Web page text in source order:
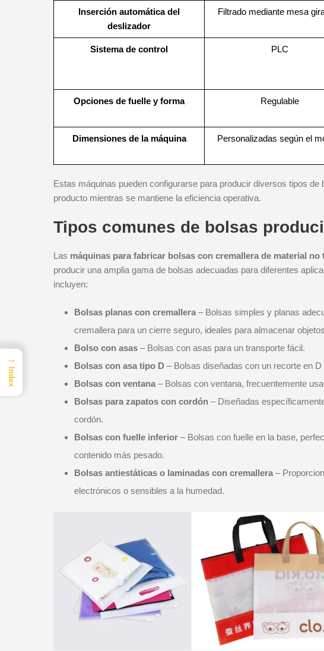
Inserción automática del
deslizador
Filtrado mediante mesa
Sistema de control PLC
Opciones de fuelle y forma Regulable
Dimensiones de la máquina Personalizadas según el
Estas máquinas pueden configurarse para producir diversos tipos
producto mientras se mantiene la eficiencia operativa.
Tipos comunes de bolsas
Las máquinas para fabricar bolsas con cremallera de material no
producir una amplia gama de bolsas adecuadas para diferentes
incluyen:
Bolsas planas con cremallera – Bolsas simples y planas
cremallera para un cierre seguro, ideales para almacenar
Bolso con asas – Bolsas con asas para un transporte fácil.
Bolsas con asa tipo D – Bolsas diseñadas con un recorte en D
Bolsas con ventana – Bolsas con ventana, frecuentemente
Bolsas para zapatos con cordón – Diseñadas
cordón.
Bolsas con fuelle inferior – Bolsas con fuelle en la base,
contenido más pesado.
Bolsas antiestáticas o laminadas con cremallera –
electrónicos o sensibles a la humedad.
→
Index